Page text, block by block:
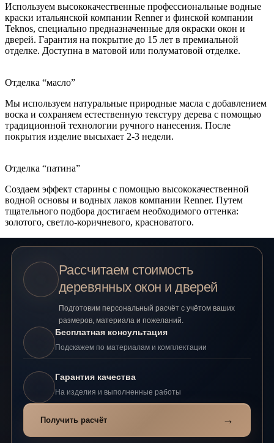
Используем высококачественные профессиональные водные
краски итальянской компании Renner и финской компании
Teknos, специально предназначенные для окраски окон и
дверей. Гарантия на покрытие до 15 лет в премиальной
отделке. Доступна в матовой или полуматовой отделке.
Отделка “масло”
Мы используем натуральные природные масла с добавлением
воска и сохраняем естественную текстуру дерева с помощью
традиционной технологии ручного нанесения. После
покрытия изделие высыхает 2-3 недели.
Отделка “патина”
Создаем эффект старины с помощью высококачественной
водной основы и водных лаков компании Renner. Путем
тщательного подбора достигаем необходимого оттенка:
золотого, светло-коричневого, красноватого.
Рассчитаем стоимость
деревянных окон и дверей
Подготовим персональный расчёт с учётом ваших
размеров, материала и пожеланий.
Бесплатная консультация
Подскажем по материалам и комплектации
Гарантия качества
На изделия и выполненные работы
Получить расчёт →